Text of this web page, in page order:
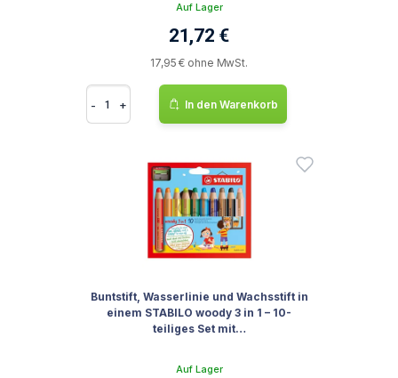
Auf Lager
21,72 €
17,95 € ohne MwSt.
- + In den Warenkorb
Buntstift, Wasserlinie und Wachsstift in
einem STABILO woody 3 in 1 – 10-
teiliges Set mit…
Auf Lager